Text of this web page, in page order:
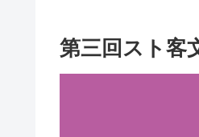
第三回スト客